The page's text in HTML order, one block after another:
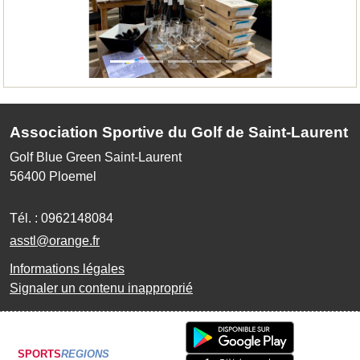
Association Sportive du Golf de Saint-Laurent
Golf Blue Green Saint-Laurent
56400 Ploemel
Tél. : 0962148084
asstl@orange.fr
Informations légales
Signaler un contenu inapproprié
SPORTSREGIONS